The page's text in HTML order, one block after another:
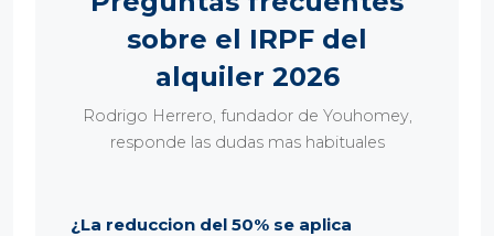
sobre el IRPF del
alquiler 2026
Rodrigo Herrero, fundador de Youhomey,
responde las dudas mas habituales
¿La reduccion del 50% se aplica